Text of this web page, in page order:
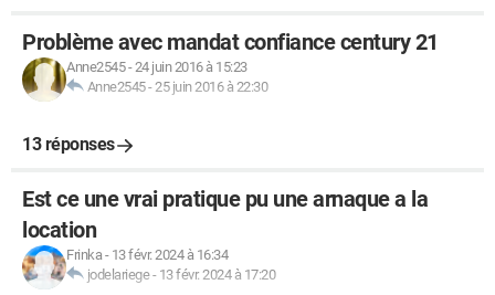
Problème avec mandat confiance century 21
Anne2545-24 juin 2016 à 15:23
Anne2545-25 juin 2016 à 22:30
13 réponses
Est ce une vrai pratique pu une arnaque a la
location
Frinka- 13 févr. 2024 à 16:34
jodelariege- 13 févr. 2024 à 17:20